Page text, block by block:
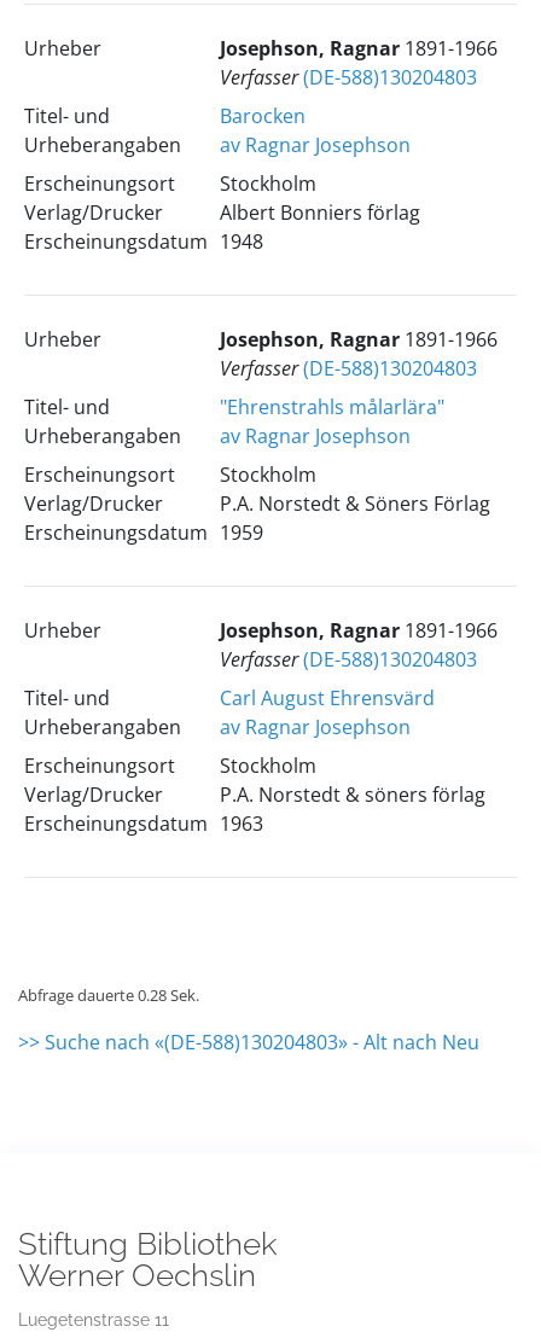
Urheber Josephson, Ragnar 1891-1966
Verfasser(DE-588)130204803
Titel- und
Urheberangaben
Barocken
av Ragnar Josephson
Erscheinungsort
Verlag/Drucker
Erscheinungsdatum
Stockholm
Albert Bonniers förlag
1948
Urheber Josephson, Ragnar 1891-1966
Verfasser(DE-588)130204803
Titel- und
Urheberangaben
"Ehrenstrahls målarlära"
av Ragnar Josephson
Erscheinungsort
Verlag/Drucker
Erscheinungsdatum
Stockholm
P.A. Norstedt & Söners Förlag
1959
Urheber Josephson, Ragnar 1891-1966
Verfasser(DE-588)130204803
Titel- und
Urheberangaben
Carl August Ehrensvärd
av Ragnar Josephson
Erscheinungsort
Verlag/Drucker
Erscheinungsdatum
Stockholm
P.A. Norstedt & söners förlag
1963
Abfrage dauerte 0.28 Sek.
>> Suche nach «(DE-588)130204803» - Alt nach Neu
Stiftung Bibliothek
Werner Oechslin
Luegetenstrasse 11